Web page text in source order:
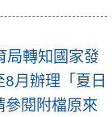
局轉知國家發
月辦理「夏日
參閱附檔原來